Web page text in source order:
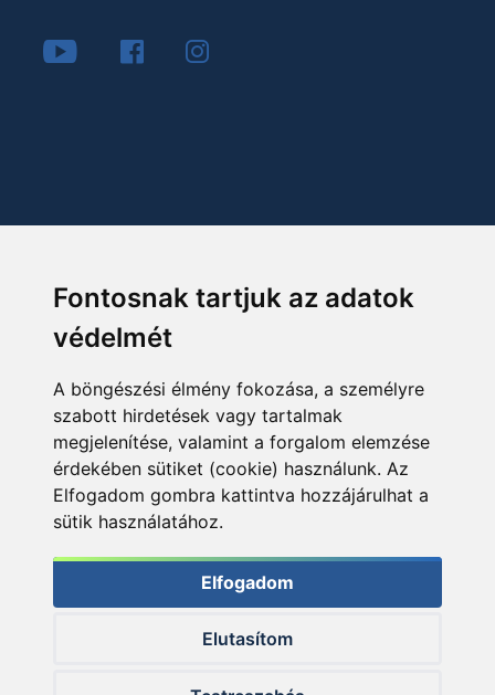
Fontosnak tartjuk az adatok
védelmét
A böngészési élmény fokozása, a személyre
szabott hirdetések vagy tartalmak
megjelenítése, valamint a forgalom elemzése
érdekében sütiket (cookie) használunk. Az
Elfogadom gombra kattintva hozzájárulhat a
sütik használatához.
Elfogadom
Elutasítom